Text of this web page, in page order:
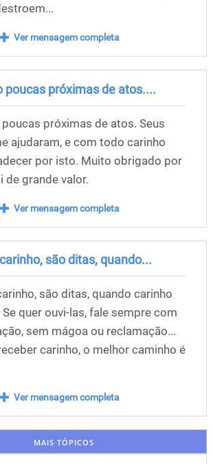
Ver mensagem completa
poucas próximas de atos....
próximas de atos. Seus
ajudaram, e com todo carinho
por isto. Muito obrigado por
de grande valor.
Ver mensagem completa
são ditas, quando...
são ditas, quando carinho
quer ouvi-las, fale sempre com
sem mágoa ou reclamação...
carinho, o melhor caminho é
Ver mensagem completa
MAIS TÓPICOS